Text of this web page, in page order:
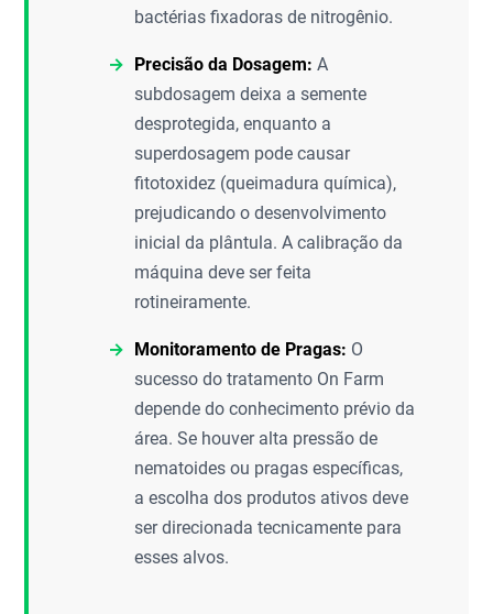
bactérias fixadoras de nitrogênio.
Precisão da Dosagem: A
subdosagem deixa a semente
desprotegida, enquanto a
superdosagem pode causar
fitotoxidez (queimadura química),
prejudicando o desenvolvimento
inicial da plântula. A calibração da
máquina deve ser feita
rotineiramente.
Monitoramento de Pragas: O
sucesso do tratamento On Farm
depende do conhecimento prévio da
área. Se houver alta pressão de
nematoides ou pragas específicas,
a escolha dos produtos ativos deve
ser direcionada tecnicamente para
esses alvos.